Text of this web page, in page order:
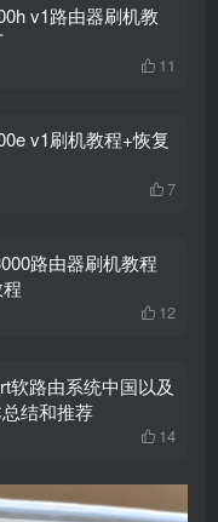
v1路由器刷机教
11
v1刷机教程+恢复
7
路由器刷机教程
12
软路由系统中国以及
结和推荐
14